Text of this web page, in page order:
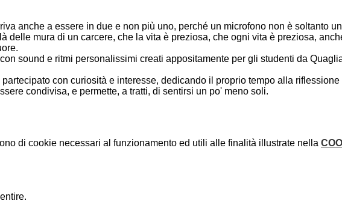
anche a essere in due e non più uno, perché un microfono non è soltanto
delle mura di un carcere, che la vita è preziosa, che ogni vita è preziosa,
sound e ritmi personalissimi creati appositamente per gli studenti da
con curiosità e interesse, dedicando il proprio tempo alla
condivisa, e permette, a tratti, di sentirsi un po' meno soli.
di cookie necessari al funzionamento ed utili alle finalità illustrate nella